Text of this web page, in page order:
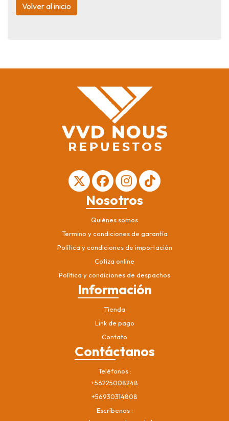
Volver al inicio
Nosotros
Quiénes somos
Termino y condiciones de garantía
Política y condiciones de importación
Cotiza online
Política y condiciones de despachos
Información
Tienda
Link de pago
Contato
Contáctanos
Teléfonos
+56225008248
+56930314808
Escríbenos